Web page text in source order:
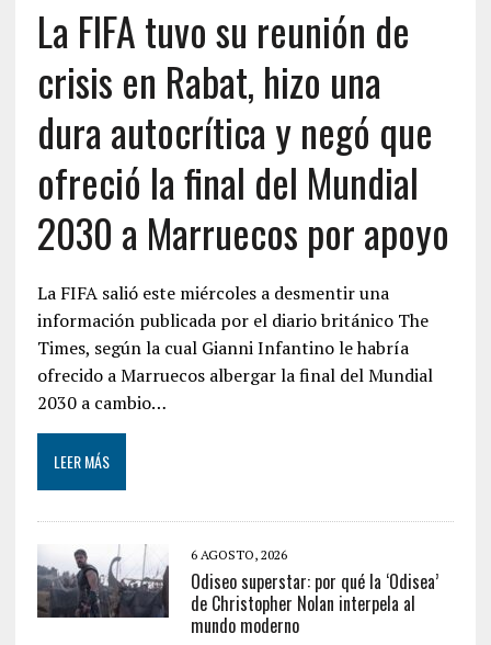
La FIFA tuvo su reunión de
crisis en Rabat, hizo una
dura autocrítica y negó que
ofreció la final del Mundial
2030 a Marruecos por apoyo
La FIFA salió este miércoles a desmentir una
información publicada por el diario británico The
Times, según la cual Gianni Infantino le habría
ofrecido a Marruecos albergar la final del Mundial
2030 a cambio…
LEER MÁS
6 AGOSTO, 2026
Odiseo superstar: por qué la ‘Odisea’
de Christopher Nolan interpela al
mundo moderno